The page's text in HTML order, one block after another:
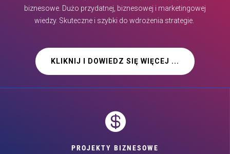
biznesowe. Dużo przydatnej, biznesowej i marketingowej
wiedzy. Skuteczne i szybki do wdrożenia strategie.
KLIKNIJ I DOWIEDZ SIĘ WIĘCEJ ...

PROJEKTY BIZNESOWE